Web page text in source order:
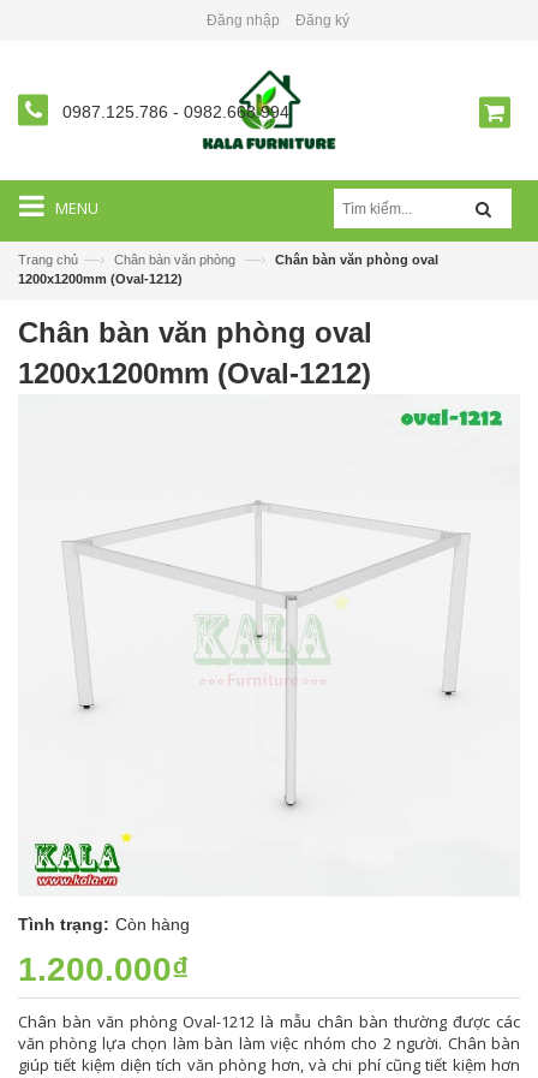
Đăng nhập Đăng ký
0987.125.786 - 0982.668.994
MENU
Trang chủ —› Chân bàn văn phòng —›
Chân bàn văn phòng oval
1200x1200mm (Oval-1212)
Chân bàn văn phòng oval
1200x1200mm (Oval-1212)
Tình trạng: Còn hàng
1.200.000₫
Chân bàn văn phòng Oval-1212 là mẫu chân bàn thường được các
văn phòng lựa chọn làm bàn làm việc nhóm cho 2 người. Chân bàn
giúp tiết kiệm diện tích văn phòng hơn, và chi phí cũng tiết kiệm hơn